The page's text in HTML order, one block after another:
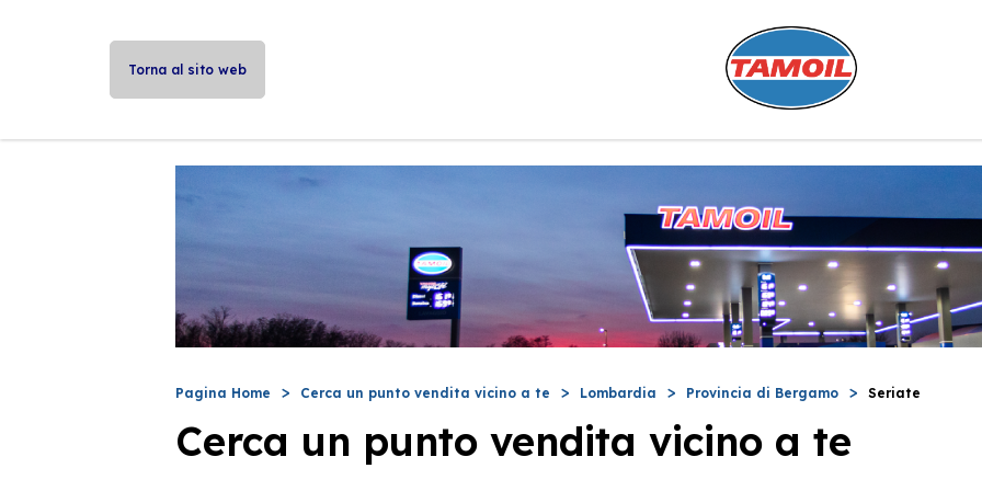
Torna al sito web
Pagina Home Cerca un punto vendita vicino a te Lombardia Provincia di Bergamo Seriate
Cerca un punto vendita vicino a te